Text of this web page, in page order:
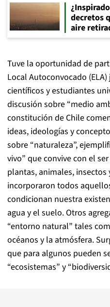
decretos
aire
Tuve la oportunidad de
Local Autoconvocado
científicos y estudiantes
discusión sobre “medio
constitución de Chile
ideas, ideologías y
sobre “naturaleza”,
vivo” que convive con el
plantas, animales, insectos
incorporaron todos
condicionan nuestra
agua y el suelo. Otros
“entorno natural” tales
océanos y la atmósfera.
que para algunos pueden
“ecosistemas” y